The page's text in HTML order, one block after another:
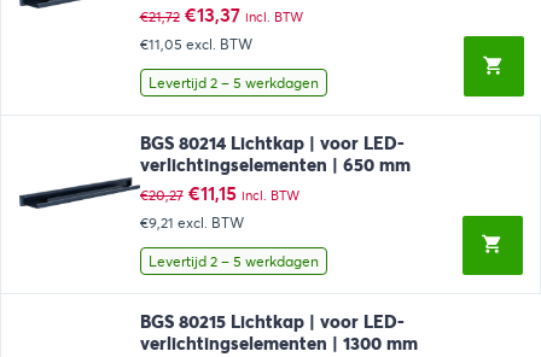
€21,72 Oorspronkelijke
prijs
was:
€21,72.
€13,37Huidige
prijs
is:
€13,37.
incl. BTW
€11,05 excl. BTW
Levertijd 2 – 5 werkdagen
BGS 80214 Lichtkap | voor LED-
verlichtingselementen | 650 mm
€20,27 Oorspronkelijke
prijs
was:
€20,27.
€11,15Huidige
prijs
is:
€11,15.
incl. BTW
€9,21 excl. BTW
Levertijd 2 – 5 werkdagen
BGS 80215 Lichtkap | voor LED-
verlichtingselementen | 1300 mm